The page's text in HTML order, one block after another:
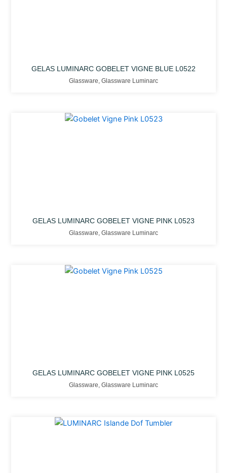
GELAS LUMINARC GOBELET VIGNE BLUE L0522
Glassware Glassware Luminarc
GELAS LUMINARC GOBELET VIGNE PINK L0523
Glassware Glassware Luminarc
GELAS LUMINARC GOBELET VIGNE PINK L0525
Glassware Glassware Luminarc